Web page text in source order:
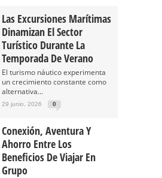
Las Excursiones Marítimas
Dinamizan El Sector
Turístico Durante La
Temporada De Verano
El turismo náutico experimenta
un crecimiento constante como
alternativa...
29 junio, 2026 0
Conexión, Aventura Y
Ahorro Entre Los
Beneficios De Viajar En
Grupo